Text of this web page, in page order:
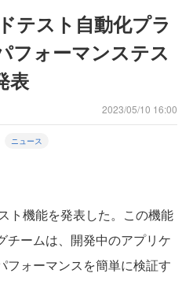
テスト自動化プラ
フォーマンステス
表
2023/05/10 16:00
ニュース
ト機能を発表した。この機能
チームは、開発中のアプリケ
フォーマンスを簡単に検証す